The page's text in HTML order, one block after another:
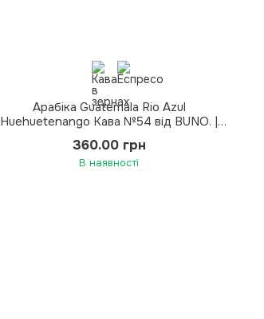
Арабіка Guatemala Rio Azul
Huehuetenango Кава №54 від BUNO. |
250 г
360.00 грн
В наявності